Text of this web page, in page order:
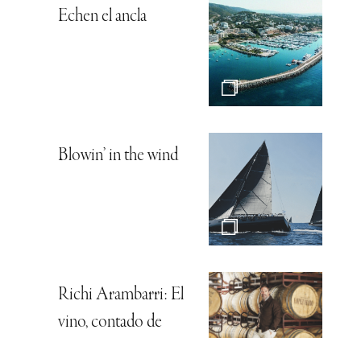
Echen el ancla
Blowin’ in the wind
Richi Arambarri: El
vino, contado de